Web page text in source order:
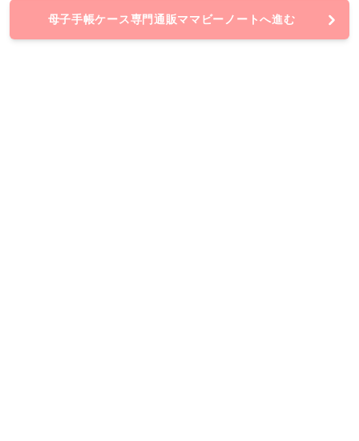
母子手帳ケース専門通販ママビーノートへ進む